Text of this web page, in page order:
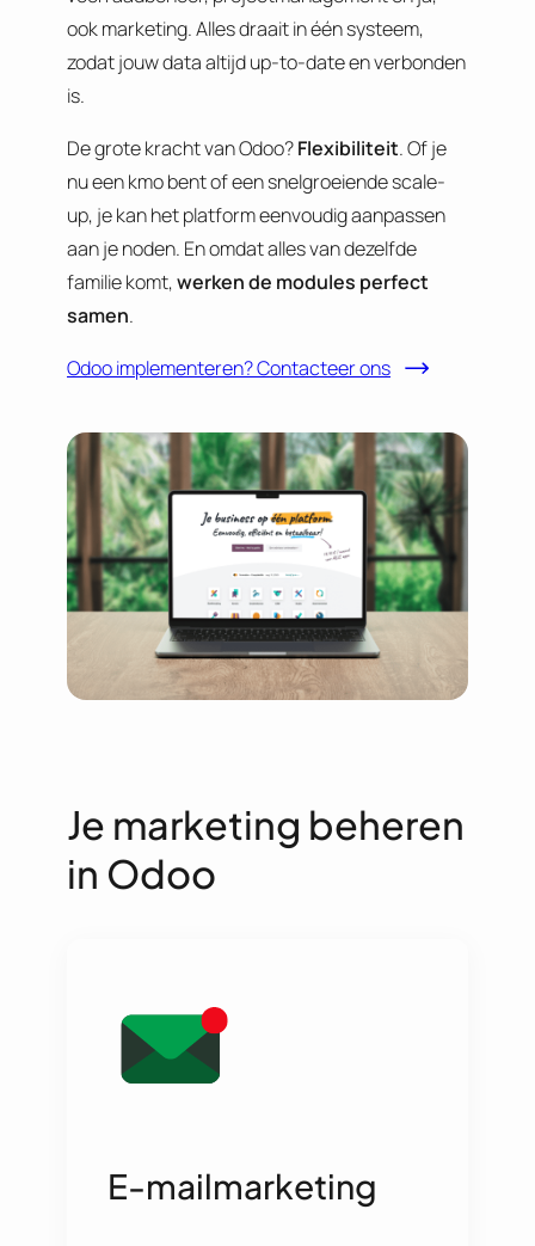
ook marketing. Alles draait in één systeem,
zodat jouw data altijd up-to-date en verbonden
is.
De grote kracht van Odoo?Flexibiliteit. Of je
nu een kmo bent of een snelgroeiende scale-
up, je kan het platform eenvoudig aanpassen
aan je noden. En omdat alles van dezelfde
familie komt,werken de modules perfect
samen.
Odoo implementeren? Contacteer ons
Je marketing beheren
in Odoo
E-mailmarketing